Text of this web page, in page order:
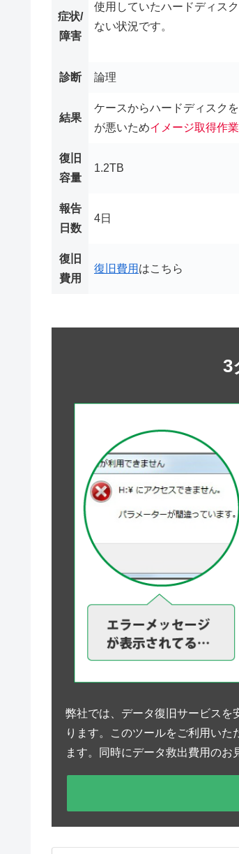
症状/
障害
使用していたハードディス
ない状況です。
診断 論理
結果
ケースからハードディスク
が悪いためイメージ取得作業
復旧
容量
1.2TB
報告
日数
4日
復旧
費用
復旧費用 はこちら
3
弊社では、データ復旧サービスを
ります。このツールをご利用い
ます。同時にデータ救出費用のお